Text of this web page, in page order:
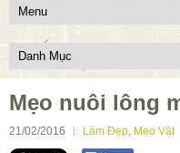
Mẹo nuôi lông
21/02/2016 Làm Đẹp, Mẹo Vặt